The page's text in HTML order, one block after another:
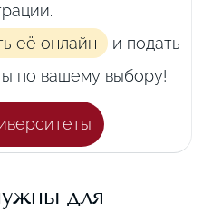
её онлайн
и подать
по вашему выбору!
для